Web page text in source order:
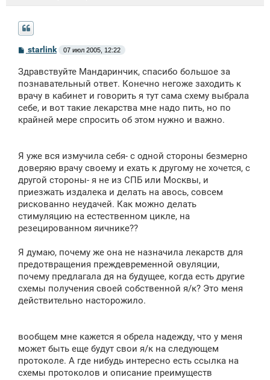
С
б
щ
н
и
starlink 07 июл 2005, 12:22
Здравствуйте Мандаринчик, спасибо большое за
познавательный ответ. Конечно негоже заходить к
врачу в кабинет и говорить я тут сама схему выбрала
себе, и вот такие лекарства мне надо пить, но по
крайней мере спросить об этом нужно и важно.
Я уже вся измучила себя- с одной стороны безмерно
доверяю врачу своему и ехать к другому не хочется, с
другой стороны- я не из СПБ или Москвы, и
приезжать издалека и делать на авось, совсем
рискованно неудачей. Как можно делать
стимуляцию на естественном цикле, на
резецированном яичнике??
Я думаю, почему же она не назначила лекарств для
предотвращения преждевременной овуляции,
почему предлагала дя на будущее, когда есть другие
схемы получения своей собственной я/к? Это меня
действительно насторожило.
вообщем мне кажется я обрела надежду, что у меня
может быть еще будут свои я/к на следующем
протоколе. А где нибудь интересно есть ссылка на
схемы протоколов и описание преимуществ